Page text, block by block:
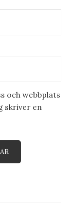
och webbplats
skriver en